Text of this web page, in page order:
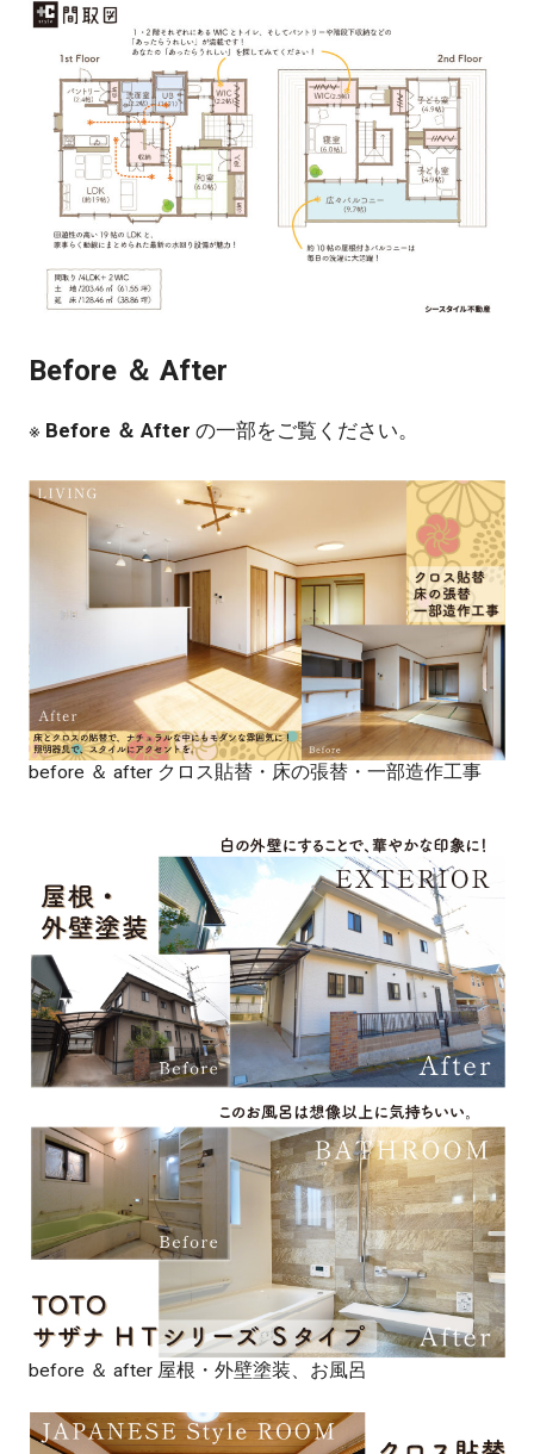
Before ＆ After
※ Before ＆ After の一部をご覧ください。
before ＆ after クロス貼替・床の張替・一部造作工事
before ＆ after 屋根・外壁塗装、お風呂